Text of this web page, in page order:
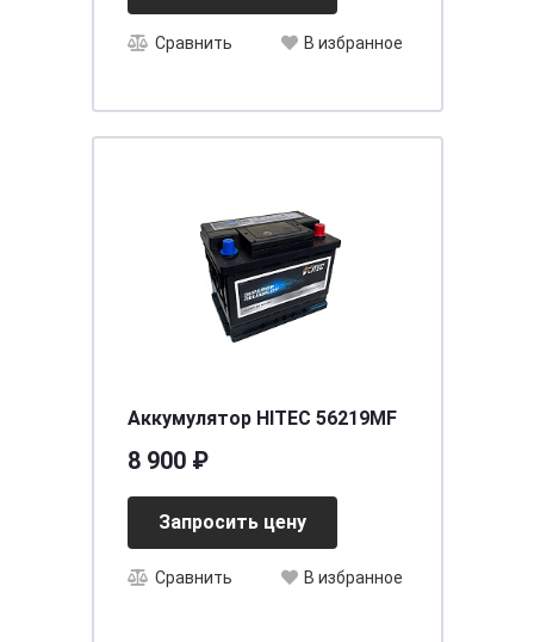
Сравнить В избранное
Аккумулятор HITEC 56219MF
8 900 ₽
Запросить цену
Сравнить В избранное